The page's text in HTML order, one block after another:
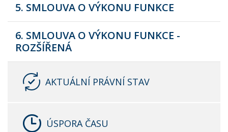
5. SMLOUVA O VÝKONU FUNKCE
6. SMLOUVA O VÝKONU FUNKCE -
ROZŠÍŘENÁ
AKTUÁLNÍ PRÁVNÍ STAV
ÚSPORA ČASU